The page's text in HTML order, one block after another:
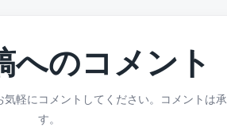
へのコメント
軽にコメントしてください。コメントは
す。